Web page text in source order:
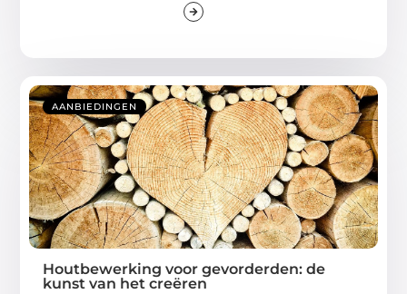
AANBIEDINGEN
Houtbewerking voor gevorderden: de
kunst van het creëren